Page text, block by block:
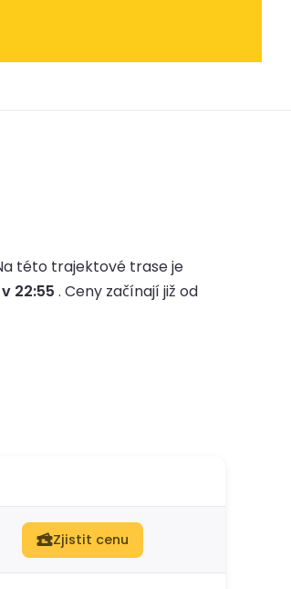
této trajektové trase je
22:55 . Ceny začínají již od
Zjistit cenu